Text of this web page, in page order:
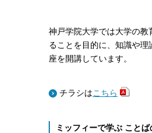
神戸学院大学では大学の
ることを目的に、知識や
座を開講しています。
チラシはこちら
ミッフィーで学ぶ こと